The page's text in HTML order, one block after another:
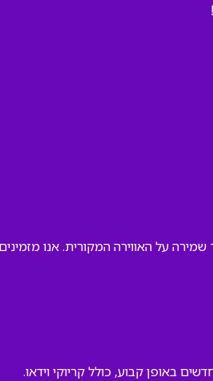
על האווירה המקורית. אנו
באופן קבוע, כולל קריוקי וידאו.